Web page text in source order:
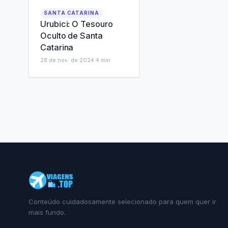
SANTA CATARINA
Urubici: O Tesouro
Oculto de Santa
Catarina
28 de nov. de 2024 4 min
Conteúdo cuidadosamente selecionado para quem quer ir
mais fundo.